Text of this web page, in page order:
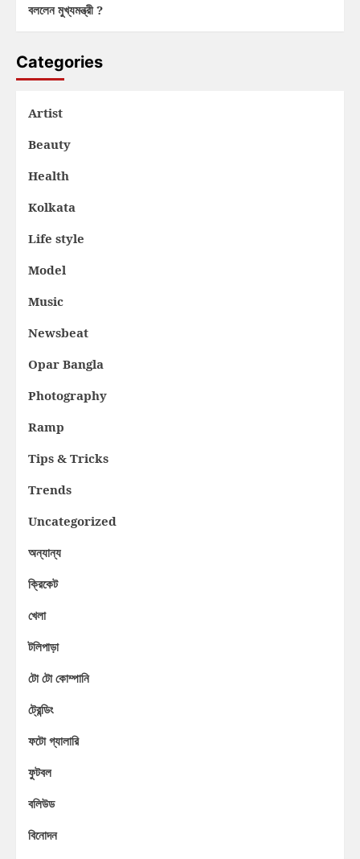
বললেন মুখ্যমন্ত্রী ?
Categories
Artist
Beauty
Health
Kolkata
Life style
Model
Music
Newsbeat
Opar Bangla
Photography
Ramp
Tips & Tricks
Trends
Uncategorized
অন্যান্য
ক্রিকেট
খেলা
টলিপাড়া
টো টো কোম্পানি
ট্রেন্ডিং
ফটো গ্যালারি
ফুটবল
বলিউড
বিনোদন